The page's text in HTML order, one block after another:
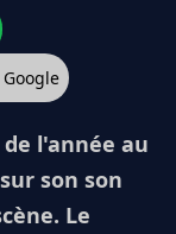
l'année au
son son
Le